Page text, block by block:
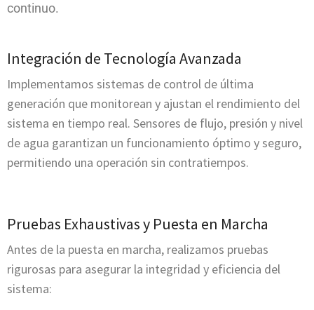
continuo.
Integración de Tecnología Avanzada
Implementamos sistemas de control de última
generación que monitorean y ajustan el rendimiento del
sistema en tiempo real. Sensores de flujo, presión y nivel
de agua garantizan un funcionamiento óptimo y seguro,
permitiendo una operación sin contratiempos.
Pruebas Exhaustivas y Puesta en Marcha
Antes de la puesta en marcha, realizamos pruebas
rigurosas para asegurar la integridad y eficiencia del
sistema: